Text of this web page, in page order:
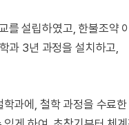
를 설립하였고, 한불조약
과 3년 과정을 설치하고,
과에, 철학 과정을 수료